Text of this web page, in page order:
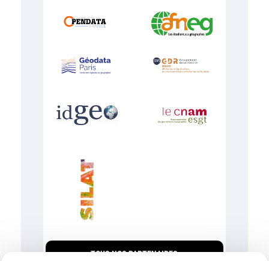
TOUS NOS PARTENAIRES